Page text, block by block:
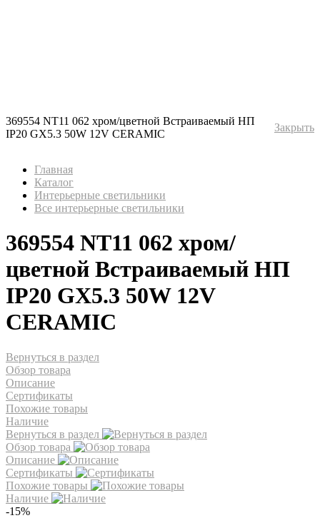
369554 NT11 062 хром/цветной Встраиваемый НП
IP20 GX5.3 50W 12V CERAMIC
Закрыть
Главная
Каталог
Интерьерные светильники
Все интерьерные светильники
369554 NT11 062 хром/
цветной Встраиваемый НП
IP20 GX5.3 50W 12V
CERAMIC
Вернуться в раздел
Обзор товара
Описание
Сертификаты
Похожие товары
Наличие
Вернуться в раздел
Обзор товара
Описание
Сертификаты
Похожие товары
Наличие
-15%